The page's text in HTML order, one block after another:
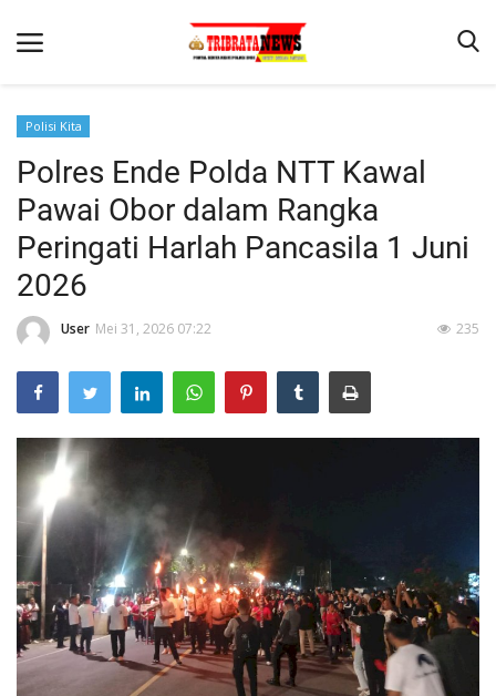
Beranda
Terms & Conditions
Reskrim
Lantas
Mitra Polisi
Polisi Kita
Polisi Kita
Polres Ende Polda NTT Kawal
Pawai Obor dalam Rangka
Peringati Harlah Pancasila 1 Juni
2026
User Mei 31, 2026 07:22 235